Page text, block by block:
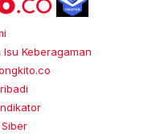
Keberagaman